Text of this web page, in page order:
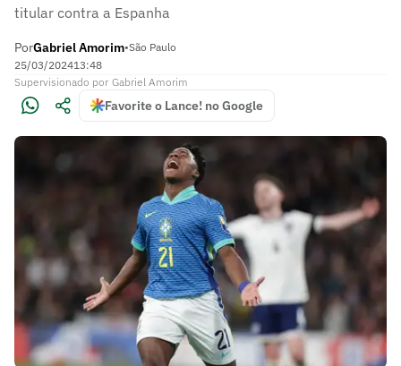
titular contra a Espanha
PorGabriel Amorim•São Paulo
25/03/202413:48
Supervisionado por Gabriel Amorim
Favorite o Lance! no Google